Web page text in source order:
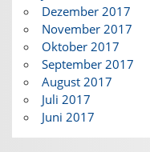
Dezember 2017
November 2017
Oktober 2017
September 2017
August 2017
Juli 2017
Juni 2017